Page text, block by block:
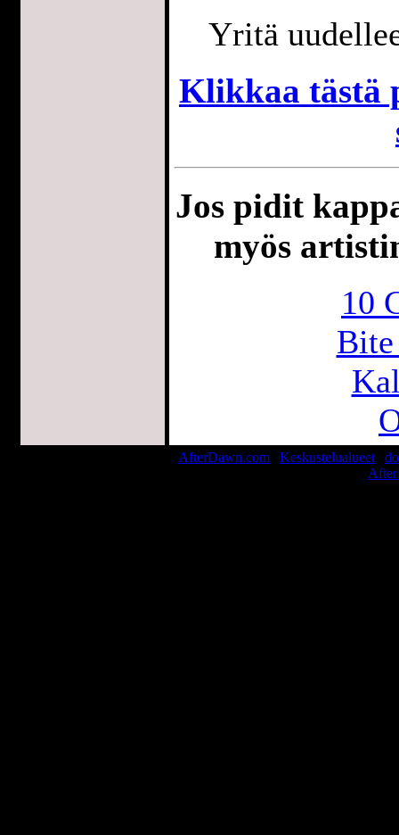
Yritä
Klikkaa tästä
Jos pidit
myös
10
Bite
AfterDawn.com Keskustelualueet